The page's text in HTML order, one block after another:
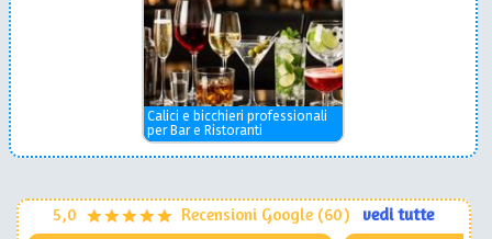
Calici e bicchieri professionali
per Bar e Ristoranti
5,0 Recensioni Google (60) vedi tutte